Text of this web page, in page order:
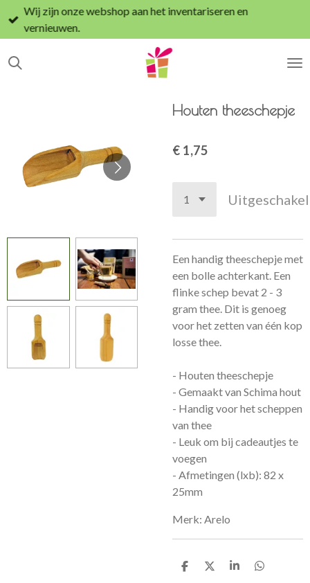
Ga
direct
de
Wij zijn onze webshop aan het inventariseren en
vernieuwen.
Houten theeschepje
€ 1,75
Een handig theeschepje met
een bolle achterkant. Een
flinke schep bevat 2 - 3
gram thee. Dit is genoeg
voor het zetten van één kop
losse thee.
- Houten theeschepje
- Gemaakt van Schima hout
- Handig voor het scheppen
van thee
- Leuk om bij cadeautjes te
voegen
- Afmetingen (lxb): 82 x
25mm
Merk: Arelo
D
D
S
D